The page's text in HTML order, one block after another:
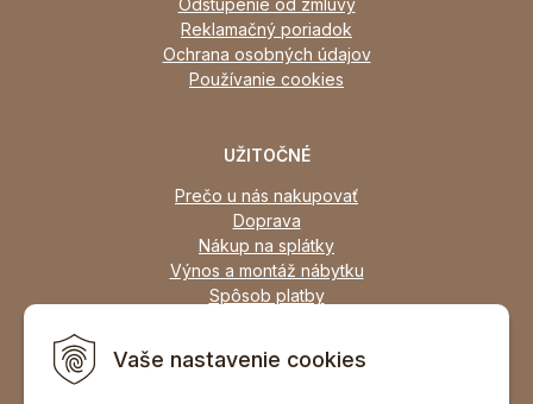
Vaše nastavenie cookies
Reklamačný poriadok
Ochrana osobných údajov
Používanie cookies
UŽITOČNÉ
Prečo u nás nakupovať
Doprava
Nákup na splátky
Výnos a montáž nábytku
Spôsob platby
Zariadime všetky typy interiérov